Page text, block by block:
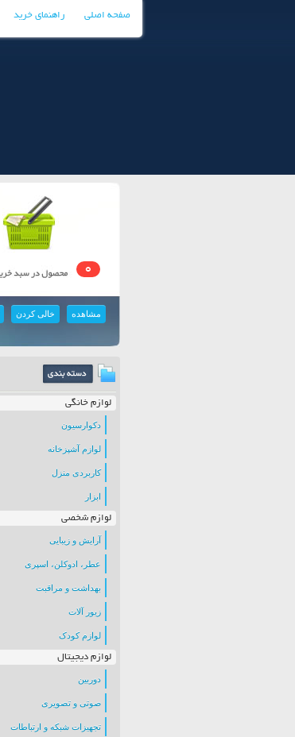
صفحه اصلی راهنمای خرید
0
مشاهده خالی کردن
لوازم خانگی
دکوارسیون
لوازم آشپزخانه
کاربردی منزل
ابزار
لوازم شخصی
آرایش و زیبایی
عطر، ادوکلن، اسپری
بهداشت و مراقبت
زیور آلات
لوازم کودک
لوازم دیجیتال
دوربین
صوتی و تصویری
تجهیزات شبکه و ارتباطات